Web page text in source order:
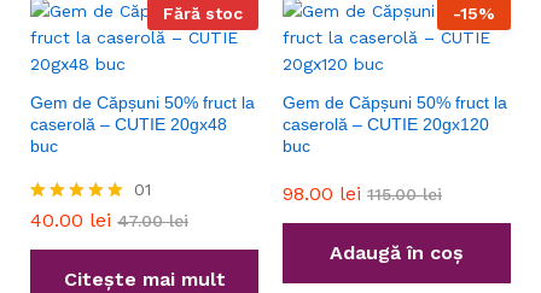
Fără stoc
Gem de Căpșuni 50% fruct la
caserolă – CUTIE 20gx48
buc
Evaluat la
din 5
01
40.00 lei 47.00lei
Citește mai mult
-15%
Gem de Căpșuni 50% fruct la
caserolă – CUTIE 20gx120
buc
98.00 lei 115.00lei
Adaugă în coș